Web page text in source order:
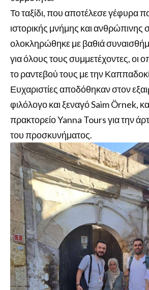
Το ταξίδι, που αποτέλεσε γέφυρα
ιστορικής μνήμης και ανθρώπινης
ολοκληρώθηκε με βαθιά
για όλους τους συμμετέχοντες, οι
το ραντεβού τους με την
Ευχαριστίες αποδόθηκαν στον
φιλόλογο και ξεναγό Saim Örnek,
πρακτορείο Yanna Tours για την
του προσκυνήματος.